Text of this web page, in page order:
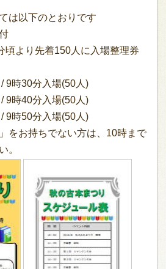
は以下のとおりです
より先着150人に入場整理券
9時30分入場(50人)
9時40分入場(50人)
9時50分入場(50人)
をお持ちでない方は、10時まで
。